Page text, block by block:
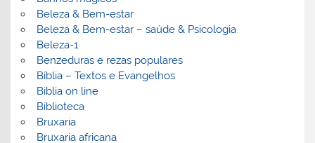
Beleza & Bem-estar
Beleza & Bem-estar – saúde & Psicologia
Beleza-1
Benzeduras e rezas populares
Bíblia – Textos e Evangelhos
Biblia on line
Biblioteca
Bruxaria
Bruxaria africana